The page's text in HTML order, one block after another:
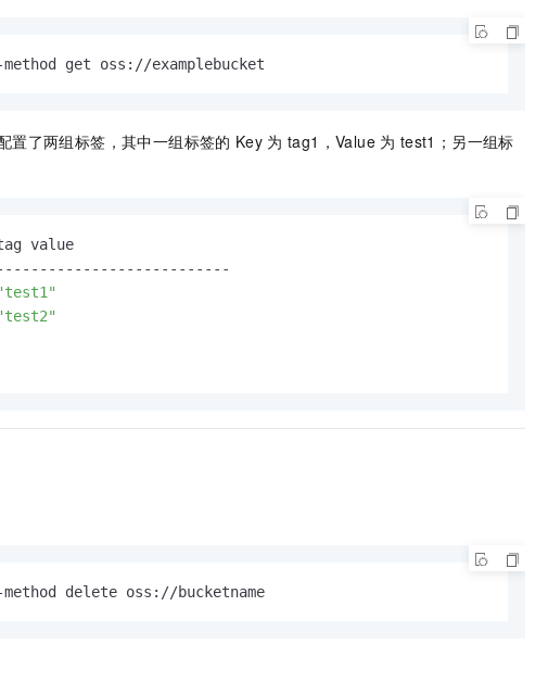
get oss://examplebucket
置了两组标签，其中一组标签的 Key 为 tag1，Value 为 test1；另一组标
value
delete oss://bucketname